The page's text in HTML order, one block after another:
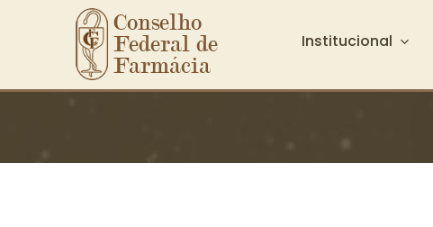
Ir para o conteúdo principal
Conselho
Federal de
Farmácia
Institucional